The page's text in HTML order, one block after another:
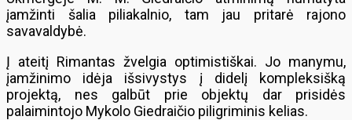
įamžinti šalia piliakalnio, tam jau pritarė rajono
savavaldybė.
Į ateitį Rimantas žvelgia optimistiškai. Jo manymu,
įamžinimo idėja išsivystys į didelį kompleksišką
projektą, nes galbūt prie objektų dar prisidės
palaimintojo Mykolo Giedraičio piligriminis kelias.